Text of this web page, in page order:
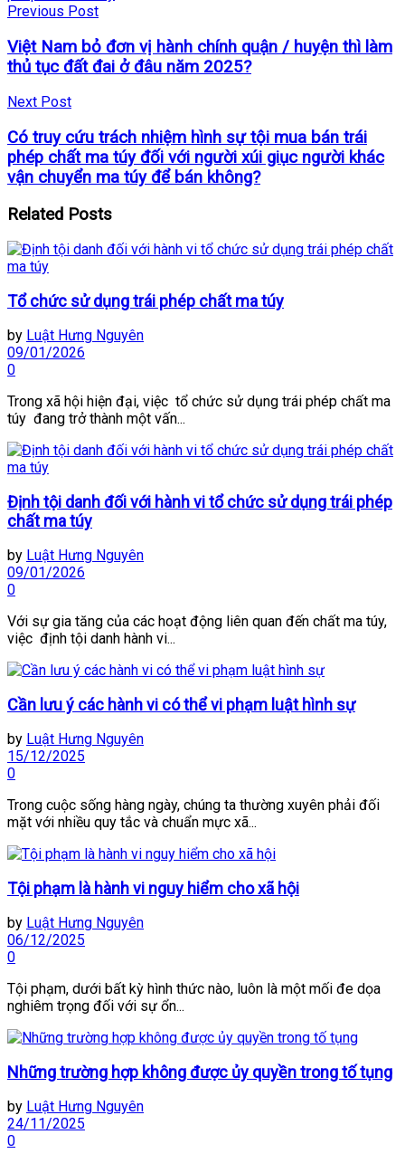
Previous Post
Việt Nam bỏ đơn vị hành chính quận / huyện thì làm
thủ tục đất đai ở đâu năm 2025?
Next Post
Có truy cứu trách nhiệm hình sự tội mua bán trái
phép chất ma túy đối với người xúi giục người khác
vận chuyển ma túy để bán không?
Related Posts
Tổ chức sử dụng trái phép chất ma túy
by Luật Hưng Nguyên
09/01/2026
0
Trong xã hội hiện đại, việc tổ chức sử dụng trái phép chất ma
túy đang trở thành một vấn...
Định tội danh đối với hành vi tổ chức sử dụng trái phép
chất ma túy
by Luật Hưng Nguyên
09/01/2026
0
Với sự gia tăng của các hoạt động liên quan đến chất ma túy,
việc định tội danh hành vi...
Cần lưu ý các hành vi có thể vi phạm luật hình sự
by Luật Hưng Nguyên
15/12/2025
0
Trong cuộc sống hàng ngày, chúng ta thường xuyên phải đối
mặt với nhiều quy tắc và chuẩn mực xã...
Tội phạm là hành vi nguy hiểm cho xã hội
by Luật Hưng Nguyên
06/12/2025
0
Tội phạm, dưới bất kỳ hình thức nào, luôn là một mối đe dọa
nghiêm trọng đối với sự ổn...
Những trường hợp không được ủy quyền trong tố tụng
by Luật Hưng Nguyên
24/11/2025
0